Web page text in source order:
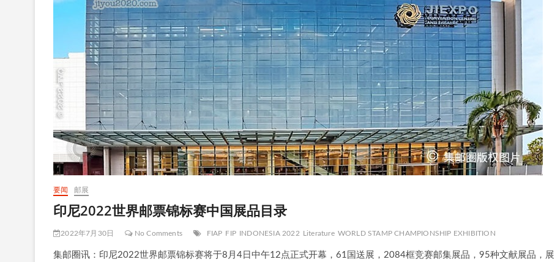
要闻 邮展
印尼2022世界邮票锦标赛中国展品目录
2022年7月30日 No Comments FIAP FIP INDONESIA 2022 Literature WORLD STAMP CHAMPIONSHIP EXHIBITION
集邮圈讯：印尼2022世界邮票锦标赛将于8月4日中午12点正式开幕，61国送展，2084框竞赛邮集展品，95种文献展品，展